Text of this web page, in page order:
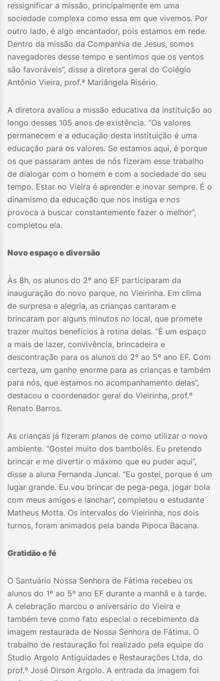
ressignificar a missão, principalmente em uma
sociedade complexa como essa em que vivemos. Por
outro lado, é algo encantador, pois estamos em rede.
Dentro da missão da Companhia de Jesus, somos
navegadores desse tempo e sentimos que os ventos
são favoráveis”, disse a diretora geral do Colégio
Antônio Vieira, prof.ª Mariângela Risério.
A diretora avaliou a missão educativa da instituição ao
longo desses 105 anos de existência. “Os valores
permanecem e a educação desta instituição é uma
educação para os valores. Se estamos aqui, é porque
os que passaram antes de nós fizeram esse trabalho
de dialogar com o homem e com a sociedade do seu
tempo. Estar no Vieira é aprender e inovar sempre. É o
dinamismo da educação que nos instiga e nos
provoca a buscar constantemente fazer o melhor”,
completou ela.
Novo espaço e diversão
Às 8h, os alunos do 2º ano EF participaram da
inauguração do novo parque, no Vieirinha. Em clima
de surpresa e alegria, as crianças cantaram e
brincaram por alguns minutos no local, que promete
trazer muitos benefícios à rotina delas. “É um espaço
a mais de lazer, convivência, brincadeira e
descontração para os alunos do 2º ao 5º ano EF. Com
certeza, um ganho enorme para as crianças e também
para nós, que estamos no acompanhamento delas”,
destacou o coordenador geral do Vieirinha, prof.º
Renato Barros.
As crianças já fizeram planos de como utilizar o novo
ambiente. “Gostei muito dos bambolês. Eu pretendo
brincar e me divertir o máximo que eu puder aqui”,
disse a aluna Fernanda Juncal. “Eu gostei, porque é um
lugar grande. Eu vou brincar de pega-pega, jogar bola
com meus amigos e lanchar”, completou o estudante
Matheus Motta. Os intervalos do Vieirinha, nos dois
turnos, foram animados pela banda Pipoca Bacana.
Gratidão e fé
O Santuário Nossa Senhora de Fátima recebeu os
alunos do 1º ao 5º ano EF durante a manhã e à tarde.
A celebração marcou o aniversário do Vieira e
também teve como fato especial o recebimento da
imagem restaurada de Nossa Senhora de Fátima. O
trabalho de restauração foi realizado pela equipe do
Studio Argolo Antiguidades e Restaurações Ltda, do
prof.º José Dirson Argolo. A entrada da imagem foi